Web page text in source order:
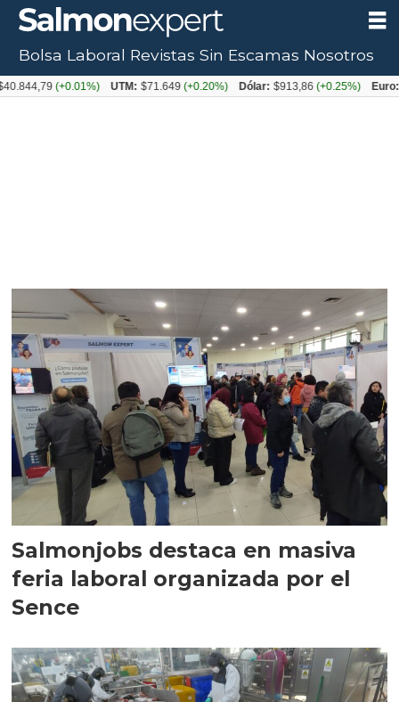
Tag:
Salmonjobs destaca en masiva
feria laboral organizada por el
Sence
Bolsa Laboral Revistas Sin Escamas Nosotros
(+0.01%) UTM: $71.649(+0.20%) Dólar: $913,86(+0.25%) Euro: